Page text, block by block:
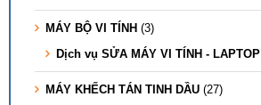
MÁY BỘ VI TÍNH (3)
Dịch vụ SỬA MÁY VI TÍNH - LAPTOP
MÁY KHẾCH TÁN TINH DẦU (27)